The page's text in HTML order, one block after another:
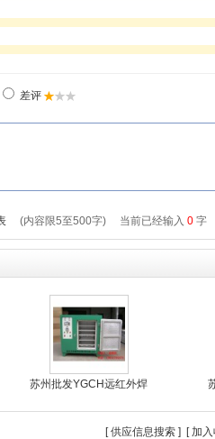
苏州批发YGCH远红外焊
[供应信息搜索 ] [加